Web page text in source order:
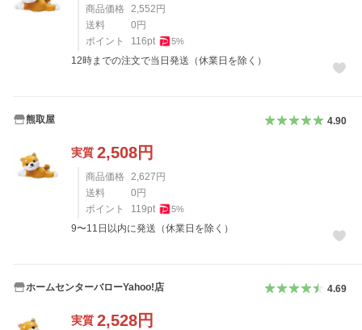
商品価格 2,552円
送料
0円
ポイント
116pt 5%
12時までの注文で当日発送（休業日を除く）
熊取屋 4.90
実質 2,508円
商品価格 2,627円
送料
0円
ポイント
119pt 5%
9〜11日以内に発送（休業日を除く）
ホームセンターバローYahoo!店 4.69
実質 2,528円